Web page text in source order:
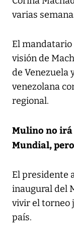
varias
El mandatario
visión de
de Venezuela
venezolana
regional.
Mulino no
Mundial,
El presidente
inaugural del
vivir el torneo
país.